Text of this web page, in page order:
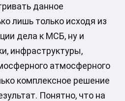
данное
лишь только исходя из
дела к МСБ, ну и
инфраструктуры,
атмосферного
комплексное решение
Понятно, что на